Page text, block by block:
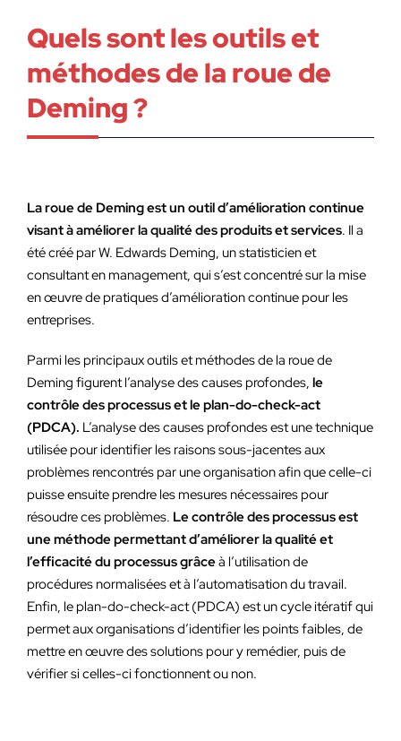
Quels sont les outils et
méthodes de la roue de
Deming ?
La roue de Deming est un outil d’amélioration continue
visant à améliorer la qualité des produits et services. Il a
été créé par W. Edwards Deming, un statisticien et
consultant en management, qui s’est concentré sur la mise
en œuvre de pratiques d’amélioration continue pour les
entreprises.
Parmi les principaux outils et méthodes de la roue de
Deming figurent l’analyse des causes profondes, le
contrôle des processus et le plan-do-check-act
(PDCA). L’analyse des causes profondes est une technique
utilisée pour identifier les raisons sous-jacentes aux
problèmes rencontrés par une organisation afin que celle-ci
puisse ensuite prendre les mesures nécessaires pour
résoudre ces problèmes. Le contrôle des processus est
une méthode permettant d’améliorer la qualité et
l’efficacité du processus grâceà l’utilisation de
procédures normalisées et à l’automatisation du travail.
Enfin, le plan-do-check-act (PDCA) est un cycle itératif qui
permet aux organisations d’identifier les points faibles, de
mettre en œuvre des solutions pour y remédier, puis de
vérifier si celles-ci fonctionnent ou non.